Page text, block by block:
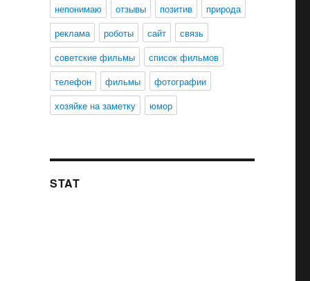
непонимаю
отзывы позитив
природа
реклама
роботы сайт
связь
советские фильмы
список фильмов
телефон
фильмы
фотографии
хозяйке на заметку
юмор
STAT